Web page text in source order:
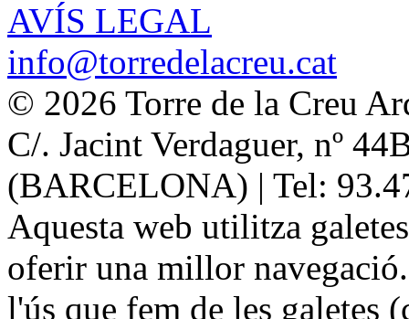
AVÍS LEGAL
info@torredelacreu.cat
© 2026 Torre de la Creu
C/. Jacint Verdaguer, nº
(BARCELONA) | Tel:
Aquesta web utilitza
oferir una millor
l'ús que fem de les galetes